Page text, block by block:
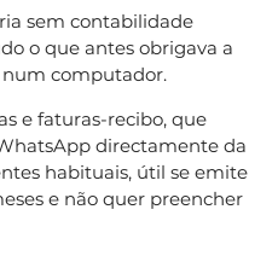
sem contabilidade
o que antes obrigava a
computador.
e faturas-recibo, que
directamente da
habituais, útil se emite
e não quer preencher